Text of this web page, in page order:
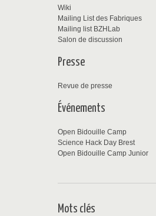
Wiki
Mailing List des Fabriques
Mailing list BZHLab
Salon de discussion
Presse
Revue de presse
Événements
Open Bidouille Camp
Science Hack Day Brest
Open Bidouille Camp Junior
Mots clés